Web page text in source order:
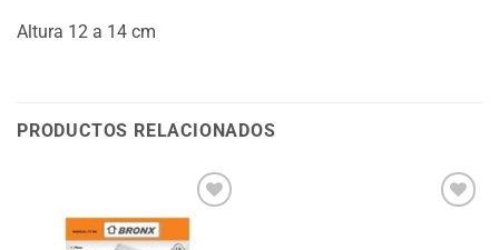
Altura 12 a 14 cm
PRODUCTOS RELACIONADOS
Añadir